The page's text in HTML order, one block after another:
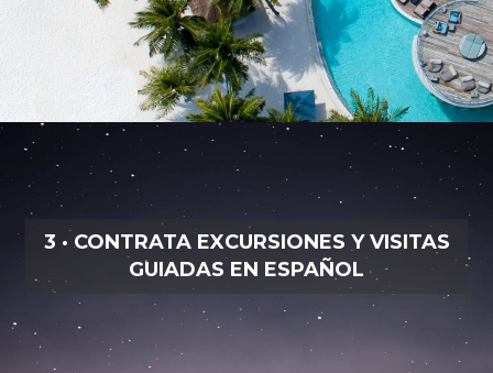
3 · CONTRATA EXCURSIONES Y VISITAS
GUIADAS EN ESPAÑOL